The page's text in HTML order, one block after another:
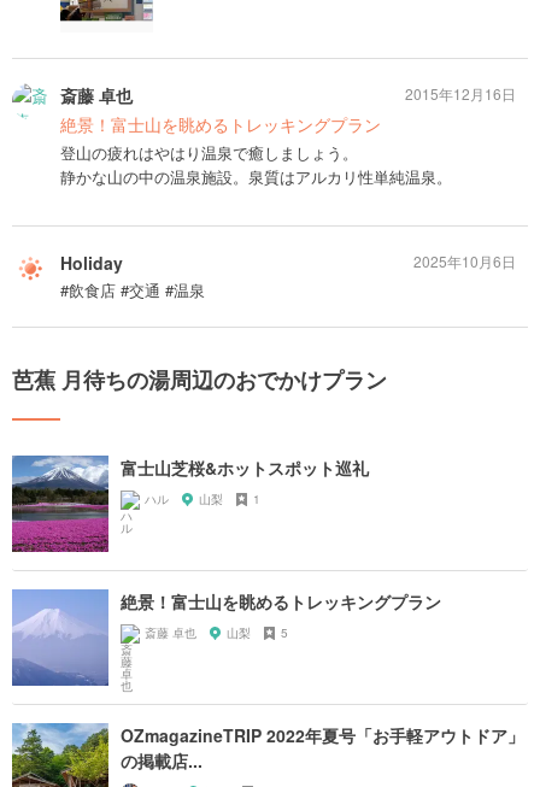
斎藤 卓也
絶景！富士山を眺めるトレッキングプラン
登山の疲れはやはり温泉で癒しましょう。
静かな山の中の温泉施設。泉質はアルカリ性単純温泉。
2015年12月16日
Holiday
#飲食店 #交通 #温泉
2025年10月6日
芭蕉 月待ちの湯周辺のおでかけプラン
富士山芝桜&ホットスポット巡礼
ハル 山梨 1
絶景！富士山を眺めるトレッキングプラン
斎藤 卓也 山梨 5
OZmagazineTRIP 2022年夏号「お手軽アウトドア」
の掲載店...